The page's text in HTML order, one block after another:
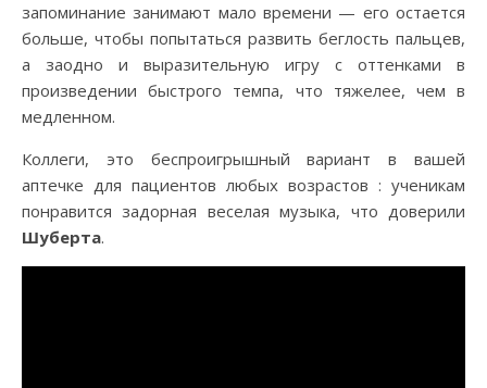
запоминание занимают мало времени — его остается
больше, чтобы попытаться развить беглость пальцев,
a заодно и выразительную игру с оттенками в
произведении быстрого темпа, что тяжелее, чем в
медленном.
Коллеги, это беспроигрышный вариант в вашей
аптечке для пациентов любых возрастов : ученикам
понравится задорная веселая музыка, что доверили
Шуберта.